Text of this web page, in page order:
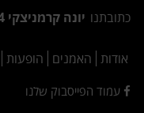
כתובתנו יונה קרמניצקי 14, קומה ג, תל אביב.
אודות האמנים הופעות
עמוד הפייסבוק שלנו